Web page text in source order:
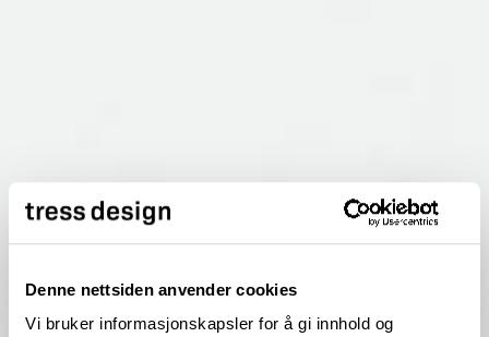
Denne nettsiden anvender cookies
Vi bruker informasjonskapsler for å gi innhold og